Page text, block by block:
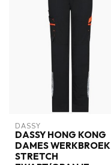
DASSY
DASSY HONG KONG
DAMES WERKBROEK
STRETCH